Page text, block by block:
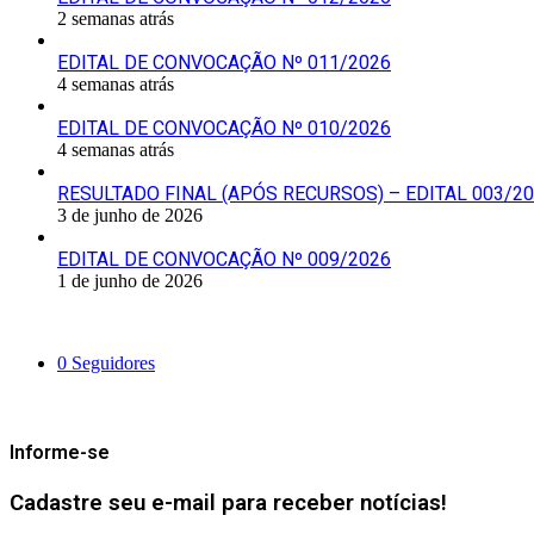
2 semanas atrás
EDITAL DE CONVOCAÇÃO Nº 011/2026
4 semanas atrás
EDITAL DE CONVOCAÇÃO Nº 010/2026
4 semanas atrás
RESULTADO FINAL (APÓS RECURSOS) – EDITAL 003/
3 de junho de 2026
EDITAL DE CONVOCAÇÃO Nº 009/2026
1 de junho de 2026
0 Seguidores
Informe-se
Cadastre seu e-mail para receber notícias!